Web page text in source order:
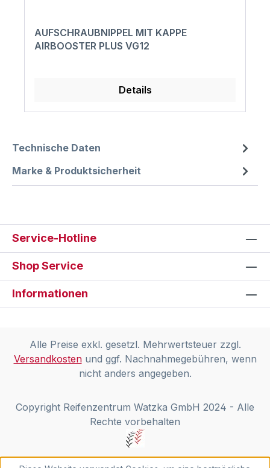
AUFSCHRAUBNIPPEL MIT KAPPE
AIRBOOSTER PLUS VG12
Details
Technische Daten
Marke & Produktsicherheit
Service-Hotline
Shop Service
Informationen
Alle Preise exkl. gesetzl. Mehrwertsteuer zzgl.
Versandkostenund ggf. Nachnahmegebühren, wenn
nicht anders angegeben.
Copyright Reifenzentrum Watzka GmbH 2024 - Alle
Rechte vorbehalten